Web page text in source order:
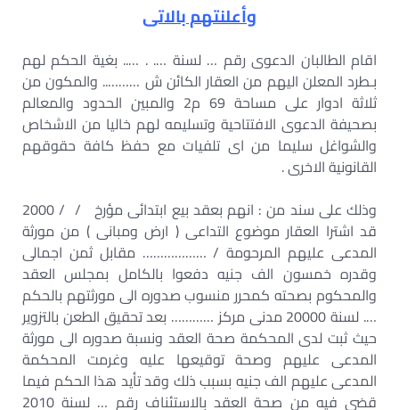
وأعلنتهم بالاتى
اقام الطالبان الدعوى رقم … لسنة …. . ….. بغية الحكم لهم
بـطرد المعلن اليهم من العقار الكائن ش ……….. والمكون من
ثلاثة ادوار على مساحة 69 م2 والمبين الحدود والمعالم
بصحيفة الدعوى الافتتاحية وتسليمه لهم خاليا من الاشخاص
والشواغل سليما من اى تلفيات مع حفظ كافة حقوقهم
القانونية الاخرى .
وذلك على سند من : انهم بعقد بيع ابتدائى مؤرخ / / 2000
قد اشترا العقار موضوع التداعى ( ارض ومبانى ) من مورثة
المدعى عليهم المرحومة / ……………… مقابل ثمن اجمالى
وقدره خمسون الف جنيه دفعوا بالكامل بمجلس العقد
والمحكوم بصحته كمحرر منسوب صدوره الى مورثتهم بالحكم
…. لسنة 20000 مدنى مركز ………… بعد تحقيق الطعن بالتزوير
حيث ثبت لدى المحكمة صحة العقد ونسبة صدوره الى مورثة
المدعى عليهم وصحة توقيعها عليه وغرمت المحكمة
المدعى عليهم الف جنيه بسبب ذلك وقد تأيد هذا الحكم فيما
قضى فيه من صحة العقد بالاستئناف رقم … لسنة 2010